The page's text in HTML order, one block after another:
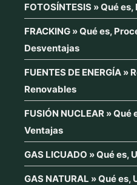
FOTOSÍNTESIS » Qué
FRACKING » Qué es,
Desventajas
FUENTES DE ENERGÍA »
Renovables
FUSIÓN NUCLEAR »
Ventajas
GAS LICUADO » Qué es,
GAS NATURAL » Qué es,